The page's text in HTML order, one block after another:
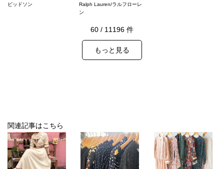
ビッドソン
Ralph Lauren/ラルフローレ
ン
60 / 11196 件
もっと見る
関連記事はこちら